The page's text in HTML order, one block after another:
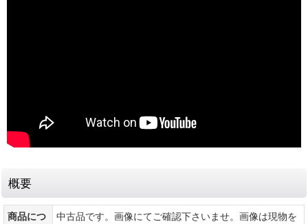
概要
商品につ
中古品です。画像にてご確認下さいませ。画像は現物を